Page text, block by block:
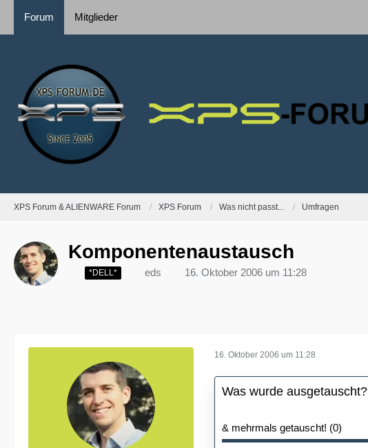
Forum Mitglieder
XPS Forum & ALIENWARE Forum XPS Forum Was nicht passt... Umfragen
Komponentenaustausch
*DELL* eds 16. Oktober 2006 um 11:28
16. Oktober 2006 um 11:28
Was wurde ausgetauscht?
& mehrmals getauscht! (0)